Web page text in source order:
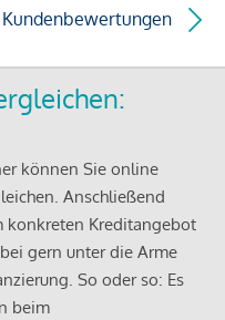
können Sie online
Anschließend
konkreten Kreditangebot
gern unter die Arme
So oder so: Es
beim